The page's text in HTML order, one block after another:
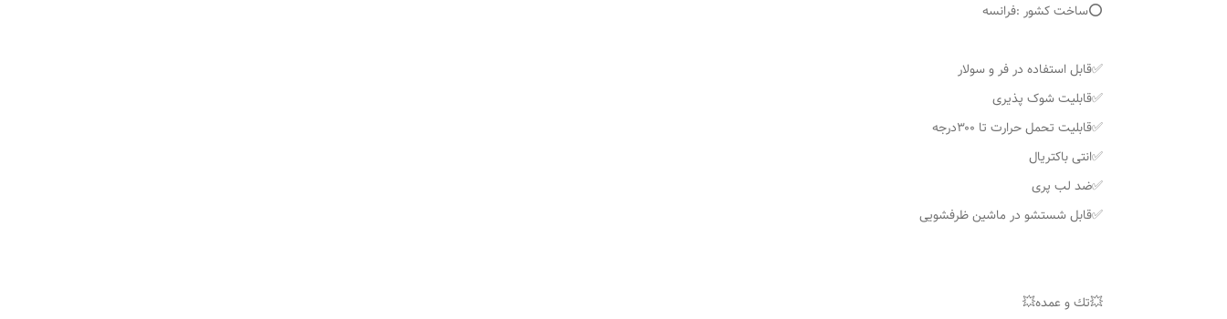
⭕️ساخت کشور :فرانسه
✅قابل استفاده در فر و سولار
✅قابلیت شوک پذیری
✅قابلیت تحمل حرارت تا ۳۰۰درجه
✅انتی باکتریال
✅ضد لب پری
✅قابل شستشو در ماشین ظرفشویی
💥تك و عمده💥